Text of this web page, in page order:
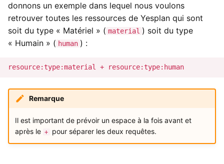
donnons un exemple dans lequel nous voulons
retrouver toutes les ressources de Yesplan qui sont
soit du type « Matériel » ( material ) soit du type
« Humain » ( human ) :
Remarque
Il est important de prévoir un espace à la fois avant et
après le + pour séparer les deux requêtes.